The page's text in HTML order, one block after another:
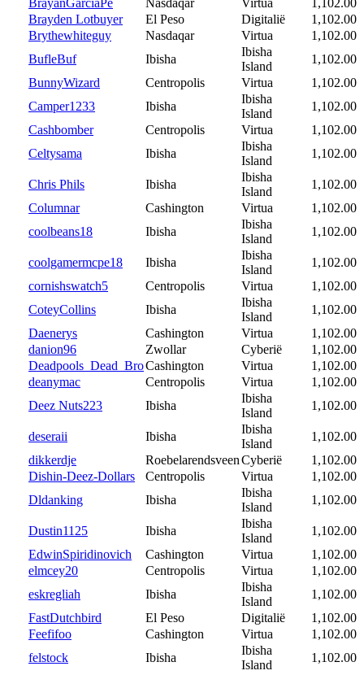
Brayden Lotbuyer
El Peso Digitalië
1,102.00
Brythewhiteguy
Nasdaqar Virtua
1,102.00
BufleBuf
Ibisha
Ibisha
Island
1,102.00
BunnyWizard
Centropolis Virtua
1,102.00
Camper1233
Ibisha
Ibisha
Island
1,102.00
Cashbomber
Centropolis Virtua
1,102.00
Celtysama
Ibisha
Ibisha
Island
1,102.00
Chris Phils Ibisha
Ibisha
Island
1,102.00
Columnar
Cashington Virtua
1,102.00
coolbeans18
Ibisha
Ibisha
Island
1,102.00
coolgamermcpe18 Ibisha
Ibisha
Island
1,102.00
cornishswatch5
Centropolis Virtua
1,102.00
CoteyCollins
Ibisha
Ibisha
Island
1,102.00
Daenerys
Cashington Virtua
1,102.00
danion96
Zwollar Cyberië
1,102.00
Deadpools_Dead_BroCashington Virtua
1,102.00
deanymac
Centropolis Virtua
1,102.00
Deez Nuts223
Ibisha
Ibisha
Island
1,102.00
deseraii Ibisha
Ibisha
Island
1,102.00
dikkerdje
RoebelarendsveenCyberië
1,102.00
Dishin-Deez-Dollars
Centropolis Virtua
1,102.00
Dldanking
Ibisha
Ibisha
Island
1,102.00
Dustin1125 Ibisha
Ibisha
Island
1,102.00
EdwinSpiridinovich
Cashington Virtua
1,102.00
elmcey20
Centropolis Virtua
1,102.00
eskregliah
Ibisha
Ibisha
Island
1,102.00
FastDutchbird
El Peso Digitalië
1,102.00
Feefifoo
Cashington Virtua
1,102.00
felstock
Ibisha
Ibisha
Island
1,102.00